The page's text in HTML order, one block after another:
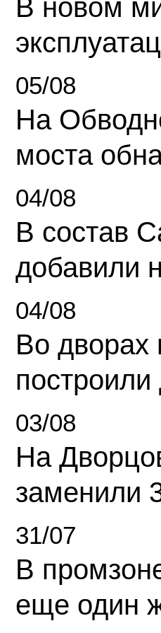
В новом
05/08
На
моста
04/08
В состав
добавили
04/08
Во дворах
построили
03/08
На
заменили
31/07
В
еще один